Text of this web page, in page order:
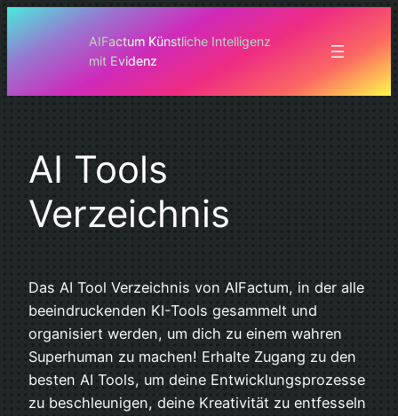
AIFactum Künstliche Intelligenz
mit Evidenz
AI Tools
Verzeichnis
Das AI Tool Verzeichnis von AIFactum, in der alle
beeindruckenden KI-Tools gesammelt und
organisiert werden, um dich zu einem wahren
Superhuman zu machen! Erhalte Zugang zu den
besten AI Tools, um deine Entwicklungsprozesse
zu beschleunigen, deine Kreativität zu entfesseln